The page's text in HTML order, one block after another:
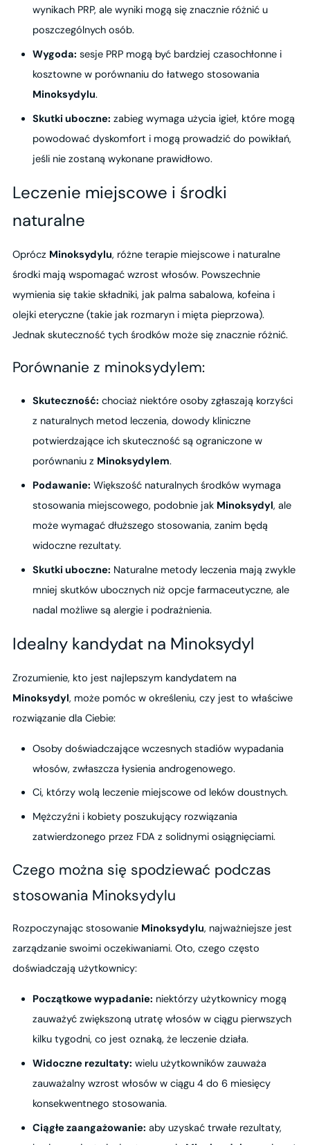
wynikach PRP, ale wyniki mogą się znacznie różnić u
poszczególnych osób.
Wygoda: sesje PRP mogą być bardziej czasochłonne i
kosztowne w porównaniu do łatwego stosowania
Minoksydylu.
Skutki uboczne: zabieg wymaga użycia igieł, które mogą
powodować dyskomfort i mogą prowadzić do powikłań,
jeśli nie zostaną wykonane prawidłowo.
Leczenie miejscowe i środki
naturalne
Oprócz Minoksydylu, różne terapie miejscowe i naturalne
środki mają wspomagać wzrost włosów. Powszechnie
wymienia się takie składniki, jak palma sabalowa, kofeina i
olejki eteryczne (takie jak rozmaryn i mięta pieprzowa).
Jednak skuteczność tych środków może się znacznie różnić.
Porównanie z minoksydylem:
Skuteczność: chociaż niektóre osoby zgłaszają korzyści
z naturalnych metod leczenia, dowody kliniczne
potwierdzające ich skuteczność są ograniczone w
porównaniu z Minoksydylem.
Podawanie: Większość naturalnych środków wymaga
stosowania miejscowego, podobnie jak Minoksydyl, ale
może wymagać dłuższego stosowania, zanim będą
widoczne rezultaty.
Skutki uboczne: Naturalne metody leczenia mają zwykle
mniej skutków ubocznych niż opcje farmaceutyczne, ale
nadal możliwe są alergie i podrażnienia.
Idealny kandydat na Minoksydyl
Zrozumienie, kto jest najlepszym kandydatem na
Minoksydyl, może pomóc w określeniu, czy jest to właściwe
rozwiązanie dla Ciebie:
Osoby doświadczające wczesnych stadiów wypadania
włosów, zwłaszcza łysienia androgenowego.
Ci, którzy wolą leczenie miejscowe od leków doustnych.
Mężczyźni i kobiety poszukujący rozwiązania
zatwierdzonego przez FDA z solidnymi osiągnięciami.
Czego można się spodziewać podczas
stosowania Minoksydylu
Rozpoczynając stosowanie Minoksydylu, najważniejsze jest
zarządzanie swoimi oczekiwaniami. Oto, czego często
doświadczają użytkownicy:
Początkowe wypadanie: niektórzy użytkownicy mogą
zauważyć zwiększoną utratę włosów w ciągu pierwszych
kilku tygodni, co jest oznaką, że leczenie działa.
Widoczne rezultaty: wielu użytkowników zauważa
zauważalny wzrost włosów w ciągu 4 do 6 miesięcy
konsekwentnego stosowania.
Ciągłe zaangażowanie: aby uzyskać trwałe rezultaty,